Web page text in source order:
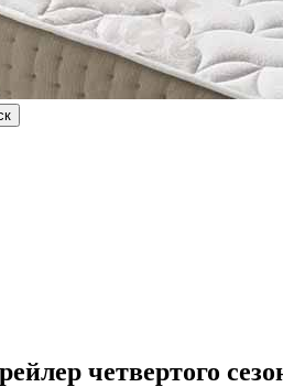
четвертого